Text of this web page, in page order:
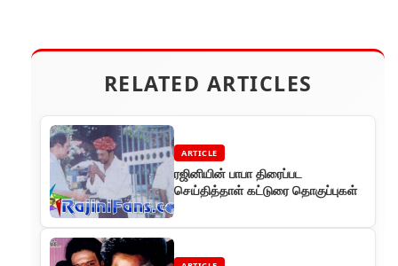
RELATED ARTICLES
ARTICLE
ரஜினியின் பாபா திரைப்பட
செய்தித்தாள் கட்டுரை தொகுப்புகள்